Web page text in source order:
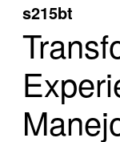
s215bt